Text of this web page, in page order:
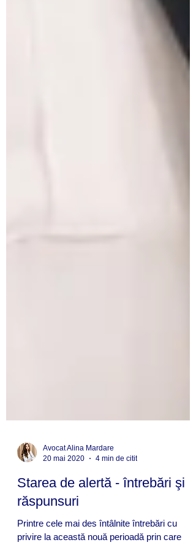
Avocat Alina Mardare
20 mai 2020
4 min de citit
Starea de alertă - întrebări şi
răspunsuri